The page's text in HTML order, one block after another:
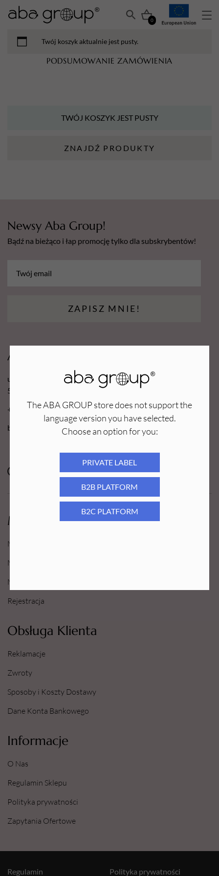
The ABA GROUP store does not support the
language version you have selected.
Choose an option for you:
PRIVATE LABEL
B2B PLATFORM
B2C PLATFORM
0
Twój koszyk aktualnie jest pusty.
PODSUMOWANIE ZAMÓWIENIA
TWÓJ KOSZYK JEST PUSTY
ZNAJDŹ PRODUKTY
Newsy Aba Group!
Bądź na bieżąco i łap promocję tylko dla subskrybentów!
ZAPISZ MNIE!
Moje Konto
Moje konto
Moje Zamówienia
Moje Ulubione
Rejestracja
Obsługa Klienta
Reklamacje
Zwroty
Sposoby i Koszty Dostawy
Dane Konta Bankowego
Informacje
O Nas
Regulamin Sklepu
Polityka prywatności
Zapytania Ofertowe
Aba Group
ul. Robotnicza 70D
53-608 Wrocław
+48 71 727 60 16
bok@e-abagroup.com
Polityka prywatności
Regulamin